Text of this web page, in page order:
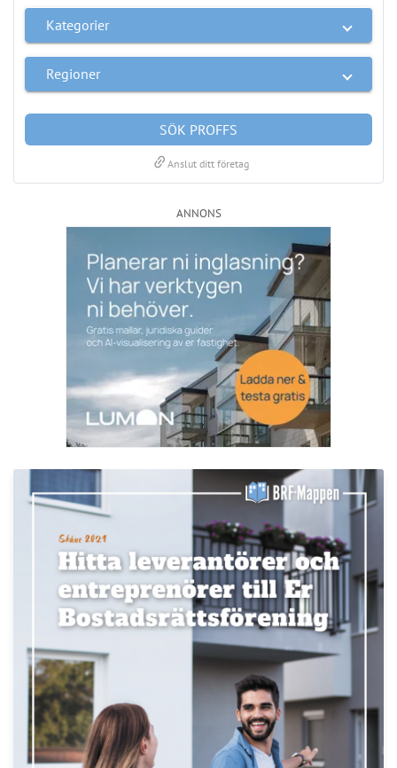
LÄS BRF-MAPPEN >>
Nyhetsbrev
Håll dig uppdaterad med de senasteBRF-nyheterna